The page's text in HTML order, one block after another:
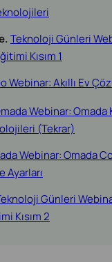
Teknoloji Günleri
Kısım 1
Webinar: Akıllı Ev
Webinar:
(Tekrar)
Webinar: Omada
Ayarları
Günleri
Kısım 2